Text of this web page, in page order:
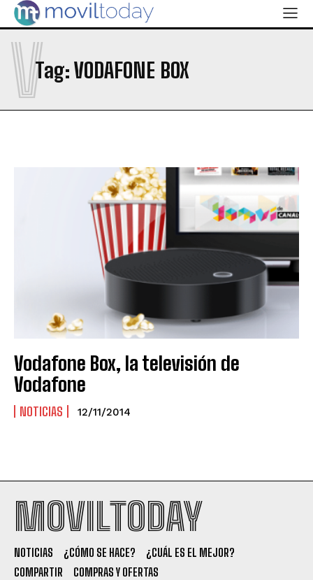
Tag:VODAFONE BOX
V
Vodafone Box, la televisión de
Vodafone
NOTICIAS 12/11/2014
MOVILTODAY
NOTICIAS ¿CÓMO SE HACE?
¿CUÁL ES EL MEJOR?
COMPARTIR
COMPRAS Y OFERTAS